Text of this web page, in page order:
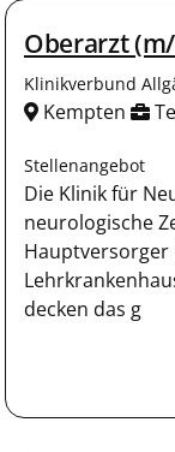
Oberarzt
Klinikverbund
Kempten
Stellenangebot
Die Klinik für
neurologische
Hauptversorger
decken das g